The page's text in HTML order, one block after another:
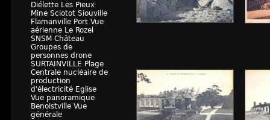
Diélette Les Pieux
Mine Sciotot Siouville
Flamanville Port Vue
aérienne Le Rozel
SNSM Château
Groupes de
personnes drone
SURTAINVILLE Plage
Centrale nucléaire de
production
d'électricité Eglise
Vue panoramique
Benoistville Vue
générale